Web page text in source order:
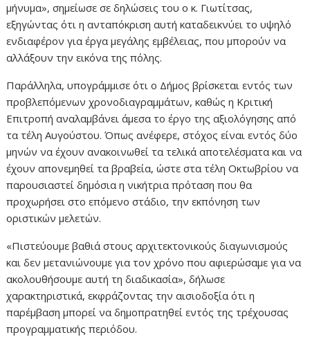
μήνυμα», σημείωσε σε δηλώσεις του ο κ. Γιωτίτσας,
εξηγώντας ότι η ανταπόκριση αυτή καταδεικνύει το υψηλό
ενδιαφέρον για έργα μεγάλης εμβέλειας, που μπορούν να
αλλάξουν την εικόνα της πόλης.
Παράλληλα, υπογράμμισε ότι ο Δήμος βρίσκεται εντός των
προβλεπόμενων χρονοδιαγραμμάτων, καθώς η Κριτική
Επιτροπή αναλαμβάνει άμεσα το έργο της αξιολόγησης από
τα τέλη Αυγούστου. Όπως ανέφερε, στόχος είναι εντός δύο
μηνών να έχουν ανακοινωθεί τα τελικά αποτελέσματα και να
έχουν απονεμηθεί τα βραβεία, ώστε στα τέλη Οκτωβρίου να
παρουσιαστεί δημόσια η νικήτρια πρόταση που θα
προχωρήσει στο επόμενο στάδιο, την εκπόνηση των
οριστικών μελετών.
«Πιστεύουμε βαθιά στους αρχιτεκτονικούς διαγωνισμούς
και δεν μετανιώνουμε για τον χρόνο που αφιερώσαμε για να
ακολουθήσουμε αυτή τη διαδικασία», δήλωσε
χαρακτηριστικά, εκφράζοντας την αισιοδοξία ότι η
παρέμβαση μπορεί να δημοπρατηθεί εντός της τρέχουσας
προγραμματικής περιόδου.